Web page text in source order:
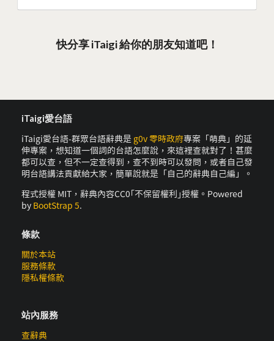
快分享 iTaigi 給你的朋友知道吧！
iTaigi愛台語
iTaigi愛台語-群眾台語辭典是 g0v 零時政府專案「萌典」的延
伸專案，想知道一個詞的台語怎麼說，來這裡查就對了！甚麼
都可以查，但不一定查得到，查不到時可以發問，或者自己發
明台語講法貢獻給大家，簡單說就是「自己的辭典自己編」。
程式授權 MIT，辭典內容CC0｢不保留權利｣授權。Powered
by BootStrap 5.
條款
關於本站
服務條款
隱私權條款
站內服務
查辭典